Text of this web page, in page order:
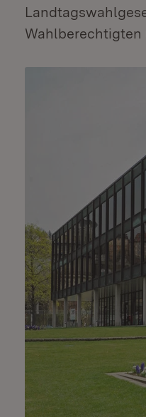
Wahlberechtigten